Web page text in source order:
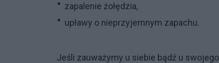
zapalenie żołędzia,
upławy o nieprzyjemnym zapachu.
Jeśli zauważymy u siebie bądź u